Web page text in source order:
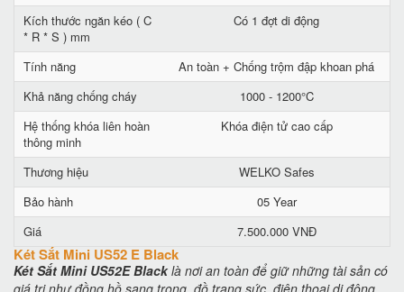
Kích thước ngăn kéo ( C
* R * S ) mm
Có 1 đợt di động
Tính năng
An toàn + Chống trộm đập khoan phá
Khả năng chống cháy
1000 - 1200°C
Hệ thống khóa liên hoàn
thông minh
Khóa điện tử cao cấp
Thương hiệu
WELKO Safes
Bảo hành
05 Year
Giá
7.500.000 VNĐ
Két Sắt Mini US52 E Black
Két Sắt Mini US52E Blacklà nơi an toàn để giữ những tài sản có
giá trị như đồng hồ sang trọng, đồ trang sức, điện thoại di động,